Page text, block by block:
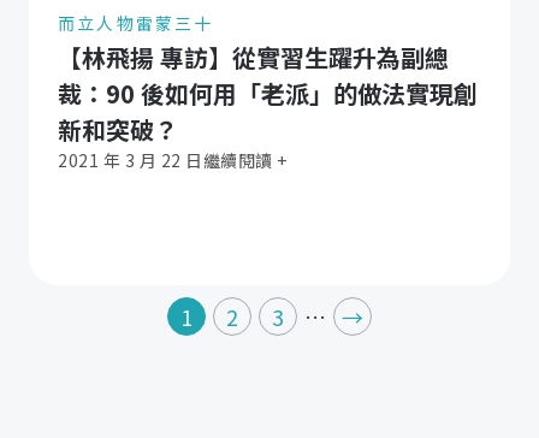
而立人物雷蒙三十
【林飛揚 專訪】從實習生躍升為副總
裁：90 後如何用「老派」的做法實現創
新和突破？
2021 年 3 月 22 日 繼續閱讀 +
1 2 3 … →